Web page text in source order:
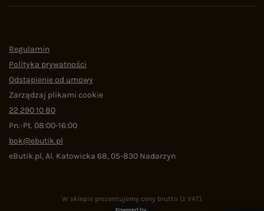
Regulamin
Polityka prywatności
Odstąpienie od umowy
Zarządzaj plikami cookie
22 290 10 80
Pn.-Pt. 08:00-16:00
bok@ebutik.pl
eButik.pl,Al. Katowicka 68,05-830 Nadarzyn
W sklepie prezentujemy ceny brutto (z VAT).